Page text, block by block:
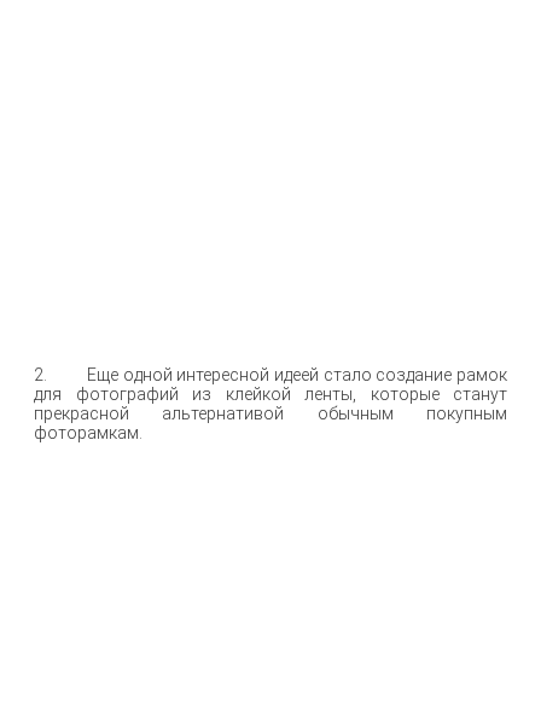
2. Еще одной интересной идеей стало создание рамок
для фотографий из клейкой ленты, которые станут
прекрасной альтернативой обычным покупным
фоторамкам.